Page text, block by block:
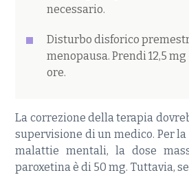
necessario.
Disturbo disforico
menopausa. Prendi 12,5
ore.
La correzione della terapia
supervisione di un medico. Per
malattie mentali, la dose
paroxetina è di 50 mg. Tuttavia,